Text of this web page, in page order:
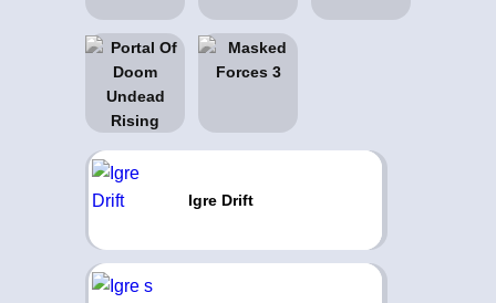
Igre Drift